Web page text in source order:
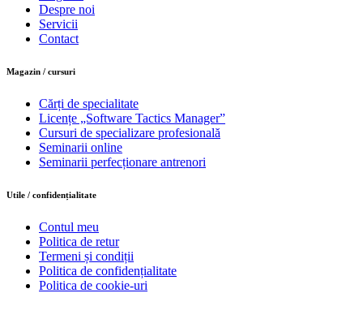
Despre noi
Servicii
Contact
Magazin / cursuri
Cărți de specialitate
Licențe „Software Tactics Manager”
Cursuri de specializare profesională
Seminarii online
Seminarii perfecționare antrenori
Utile / confidențialitate
Contul meu
Politica de retur
Termeni și condiții
Politica de confidențialitate
Politica de cookie-uri